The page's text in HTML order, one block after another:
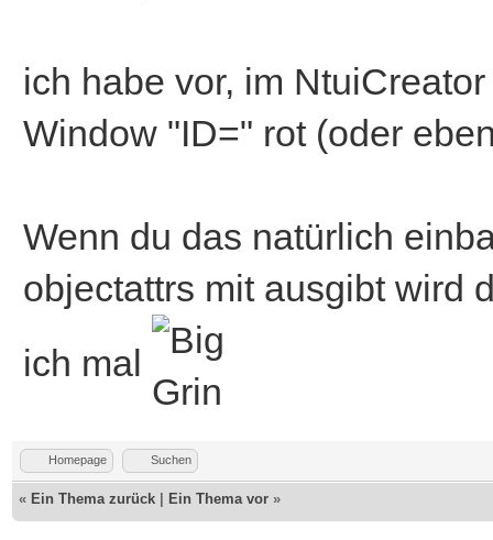
ich habe vor, im
Window "ID=" rot (oder
Wenn du das natürlich
objectattrs mit ausgibt wird
ich mal
Homepage Suchen
« Ein Thema zurück Ein Thema vor »